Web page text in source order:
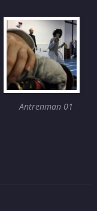
Antrenman 01